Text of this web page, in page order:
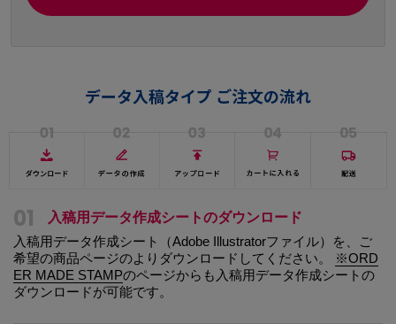
データ入稿タイプ ご注文の流れ
01
入稿用データ作成シートのダウンロード
入稿用データ作成シート（Adobe Illustratorファイル）を、ご
希望の商品ページのよりダウンロードしてください。
※ORD
ER MADE STAMPのページからも入稿用データ作成シートの
ダウンロードが可能です。